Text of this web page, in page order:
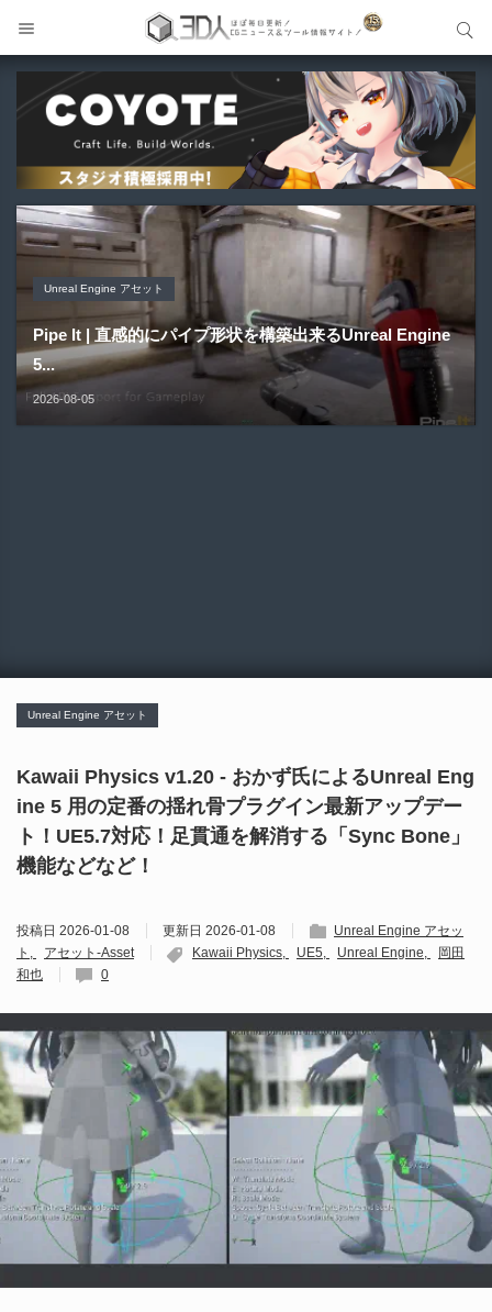
Unreal Engine アセット
Pipe It | 直感的にパイプ形状を構築出来るUnreal Engine
5...
2026-08-05
Unreal Engine アセット
Directive Utilities | ブループリントライブラリやエディタ
ス...
2026-08-03
Unity 本
Unityエフェクトレシピブック パーツを組み合わせて作れ
る | ktk.kum...
2026-08-03
アセット-Asset
SiroinoSotai | 完全無料＆CC0 で商用利用OKなVRChat
向け...
2026-08-02
Blender アドオン
Bioform | 現役臨床医の3DCGアーティストが実際の解剖
学に基づいて構築...
2026-08-01
Unreal Engine アセット
Kawaii Physics v1.20 - おかず氏によるUnreal Eng
ine 5 用の定番の揺れ骨プラグイン最新アップデー
ト！UE5.7対応！足貫通を解消する「Sync Bone」
機能などなど！
投稿日 2026-01-08 更新日 2026-01-08
Unreal Engine アセッ
ト
アセット-Asset Kawaii Physics UE5 Unreal Engine
岡田
和也
0
サイト内検索